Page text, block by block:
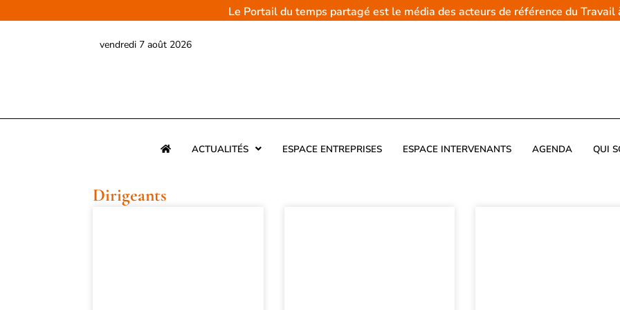
au
Le Portail du temps partagé est le média des acteurs de référence du
vendredi 7 août 2026
ACTUALITÉS ESPACE ENTREPRISES ESPACE INTERVENANTS AGENDA QUI
Dirigeants